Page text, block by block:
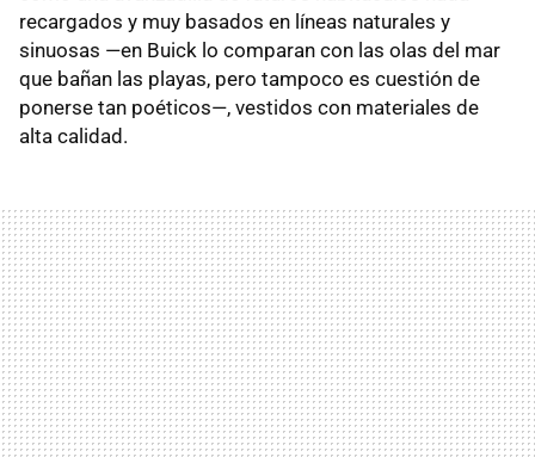
recargados y muy basados en líneas naturales y
sinuosas —en Buick lo comparan con las olas del mar
que bañan las playas, pero tampoco es cuestión de
ponerse tan poéticos—, vestidos con materiales de
alta calidad.